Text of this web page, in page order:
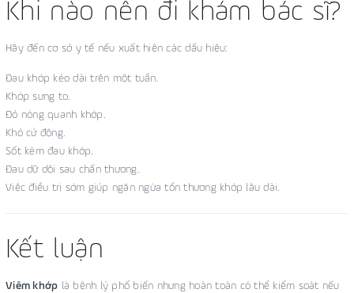
Khi nào nên đi khám bác sĩ?
Hãy đến cơ sở y tế nếu xuất hiện các dấu hiệu:
Đau khớp kéo dài trên một tuần.
Khớp sưng to.
Đỏ nóng quanh khớp.
Khó cử động.
Sốt kèm đau khớp.
Đau dữ dội sau chấn thương.
Việc điều trị sớm giúp ngăn ngừa tổn thương khớp lâu dài.
Kết luận
Viêm khớp là bệnh lý phổ biến nhưng hoàn toàn có thể kiểm soát nếu